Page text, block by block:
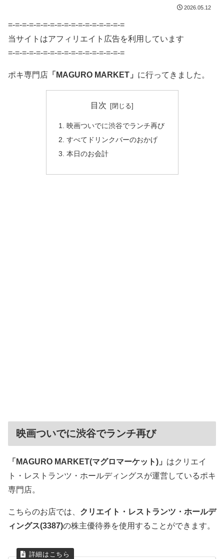
2026.05.12
=-=-=-=-=-=-=-=-=-=-=-=-=-=-=-=-=
当サイトはアフィリエイト広告を利用しています
=-=-=-=-=-=-=-=-=-=-=-=-=-=-=-=-=
ポキ専門店 「MAGURO MARKET」 に行ってきました。
目次
映画ついでに渋谷でランチ再び
すべてドリンクバーのおかげ
本日のお会計
映画ついでに渋谷でランチ再び
「MAGURO MARKET(マグロマーケット)」 はクリエイ
ト・レストランツ・ホールディングスが運営しているポキ
専門店。
こちらのお店では、 クリエイト・レストランツ・ホールデ
ィングス(3387)の株主優待券を使用することができます。